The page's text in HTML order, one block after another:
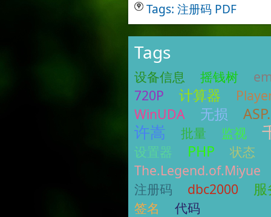
Tags: 注册码 PDF
Tags
设备信息 摇钱树
720P
计算器
WinUDA
无损
许嵩 批量 监视
设置器 PHP 状态
The.Legend.of.Miyue
注册码
dbc2000
签名 代码